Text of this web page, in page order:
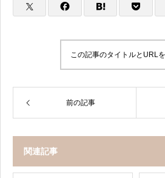
この記事のタイトルとURL
前の記事
関連記事